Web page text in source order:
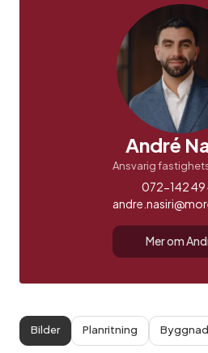
André
Ansvarig
072-142 49
Mer om
Bilder Planritning Byggnad